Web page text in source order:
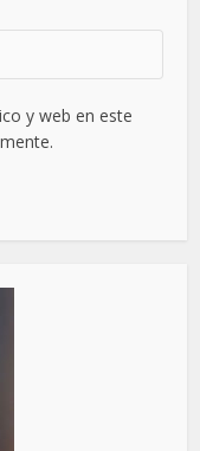
y web en este